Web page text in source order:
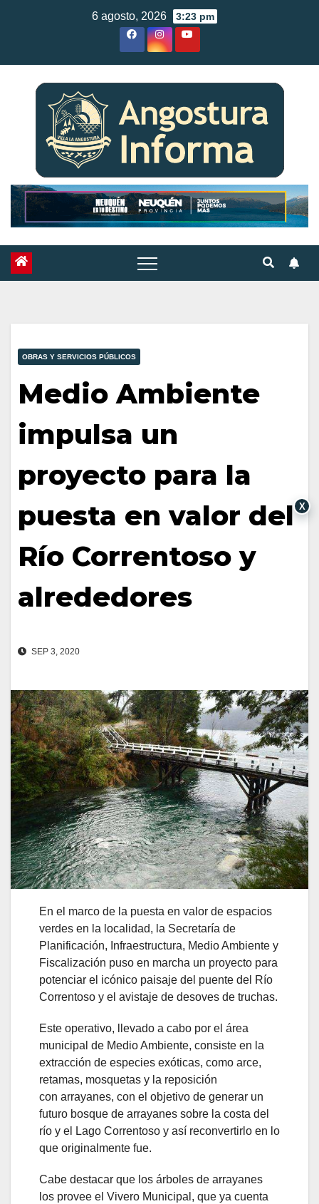
6 agosto, 2026 3:23 pm
OBRAS Y SERVICIOS PÚBLICOS
Medio Ambiente
impulsa un
proyecto para la
puesta en valor del
Río Correntoso y
alrededores
SEP 3, 2020
En el marco de la puesta en valor de espacios
verdes en la localidad, la Secretaría de
Planificación, Infraestructura, Medio Ambiente y
Fiscalización puso en marcha un proyecto para
potenciar el icónico paisaje del puente del Río
Correntoso y el avistaje de desoves de truchas.
Este operativo, llevado a cabo por el área
municipal de Medio Ambiente, consiste en la
extracción de especies exóticas, como arce,
retamas, mosquetas y la reposición
con arrayanes, con el objetivo de generar un
futuro bosque de arrayanes sobre la costa del
río y el Lago Correntoso y así reconvertirlo en lo
que originalmente fue.
Cabe destacar que los árboles de arrayanes
los provee el Vivero Municipal, que ya cuenta
X